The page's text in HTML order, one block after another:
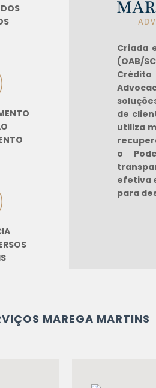
Criada
(OAB/
Crédito
de
utiliza
o
efetiva
para
MAREGA MARTINS